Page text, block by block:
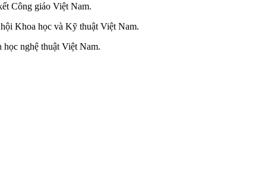
Công giáo Việt Nam.
Khoa học và Kỹ thuật Việt Nam.
nghệ thuật Việt Nam.